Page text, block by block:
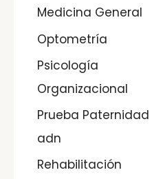
Medicina General
Optometría
Psicología
Organizacional
Prueba Paternidad
adn
Rehabilitación